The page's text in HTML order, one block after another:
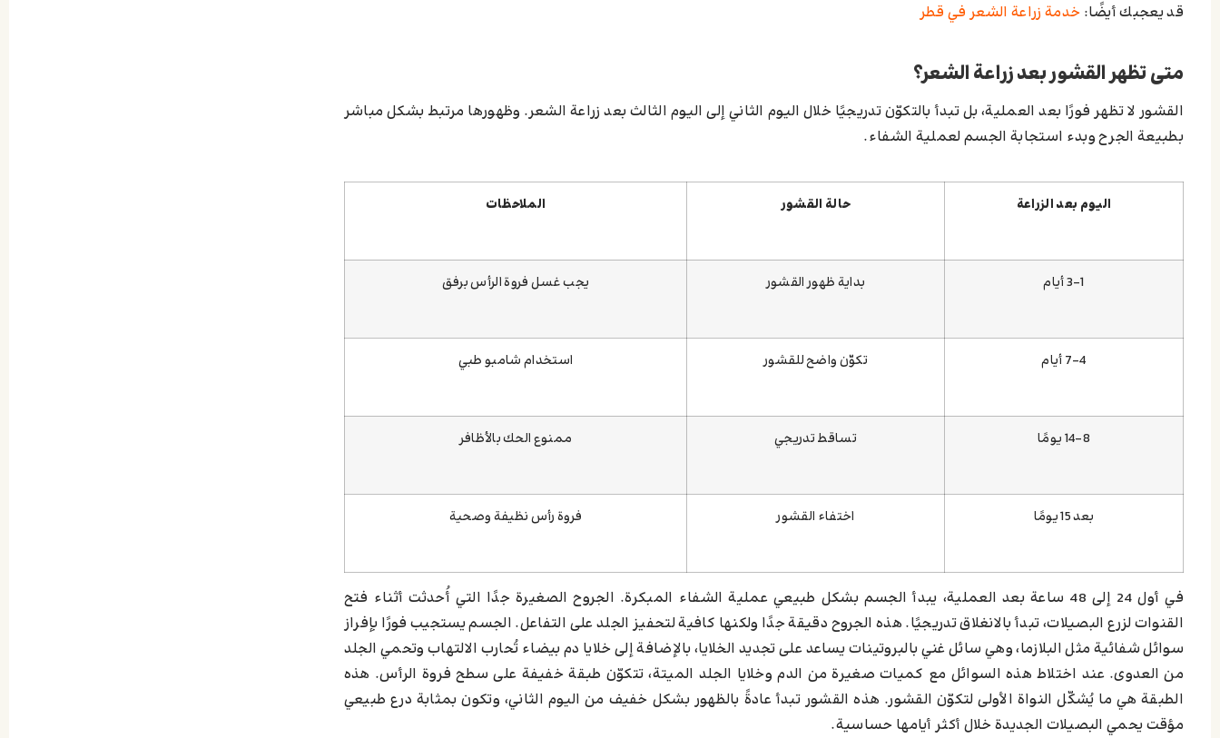
قد يعجبك أيضًا: خدمة زراعة الشعر في قطر
متى تظهر القشور بعد زراعة الشعر؟
القشور لا تظهر فورًا بعد العملية، بل تبدأ بالتكوّن تدريجيًا خلال اليوم الثاني إلى اليوم الثالث بعد زراعة الشعر. وظهورها مرتبط بشكل مباشر
بطبيعة الجرح وبدء استجابة الجسم لعملية الشفاء.
اليوم بعد الزراعة حالة القشور الملاحظات
1–3 أيام بداية ظهور القشور يجب غسل فروة الرأس برفق
4–7 أيام تكوّن واضح للقشور استخدام شامبو طبي
8–14 يومًا تساقط تدريجي ممنوع الحك بالأظافر
بعد 15 يومًا اختفاء القشور فروة رأس نظيفة وصحية
في أول 24 إلى 48 ساعة بعد العملية، يبدأ الجسم بشكل طبيعي عملية الشفاء المبكرة. الجروح الصغيرة جدًا التي أُحدثت أثناء فتح
القنوات لزرع البصيلات، تبدأ بالانغلاق تدريجيًا. هذه الجروح دقيقة جدًا ولكنها كافية لتحفيز الجلد على التفاعل. الجسم يستجيب فورًا بإفراز
سوائل شفائية مثل البلازما، وهي سائل غني بالبروتينات يساعد على تجديد الخلايا، بالإضافة إلى خلايا دم بيضاء تُحارب الالتهاب وتحمي الجلد
من العدوى. عند اختلاط هذه السوائل مع كميات صغيرة من الدم وخلايا الجلد الميتة، تتكوّن طبقة خفيفة على سطح فروة الرأس. هذه
الطبقة هي ما يُشكّل النواة الأولى لتكوّن القشور. هذه القشور تبدأ عادةً بالظهور بشكل خفيف من اليوم الثاني، وتكون بمثابة درع طبيعي
مؤقت يحمي البصيلات الجديدة خلال أكثر أيامها حساسية.